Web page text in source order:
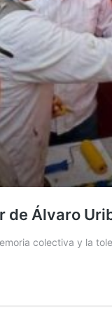
Álvaro
colectiva y la